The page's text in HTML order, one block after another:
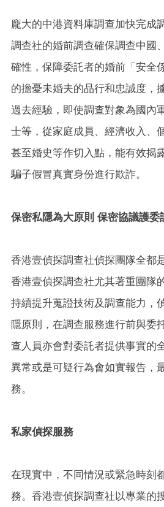
龐大的中港資料庫調查加快完成
調查社的婚前調查確保調查中國
確性，保障委託者的婚前「安全
的擔憂未婚夫的品行和忠誠度，
過去經驗，即使調查對象為國內
士等，從家庭成員、經濟收入、
甚至婚史等作切入點，能有效揭
騙子假冒真實身份進行欺詐。
保密私隱為大原則 保密協議護委
香港壹偵探調查社偵探團隊全都
香港壹偵探調查社尤其著重團隊
持續提升蒐證技術及調查能力，
隱原則，在調查服務進行前與委
查人員亦會對委託者提供事實的
異常或是可疑行為會如實報告，
務。
私家偵探服務
在現實中，不同情況或緊急時刻
務。香港壹偵探調查社以專業的